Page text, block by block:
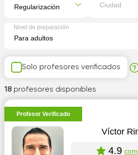
Solo profesores verificados
18 profesores disponibles
Profesor Verificado
Víctor
4.9
Ciudad
Nivel de preparación